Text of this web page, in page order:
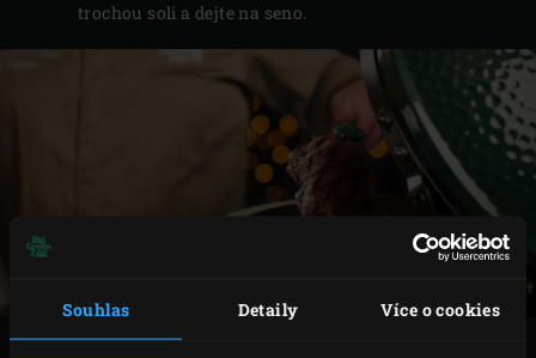
Souhlas Detaily Více o cookies
trochou soli a dejte na seno.